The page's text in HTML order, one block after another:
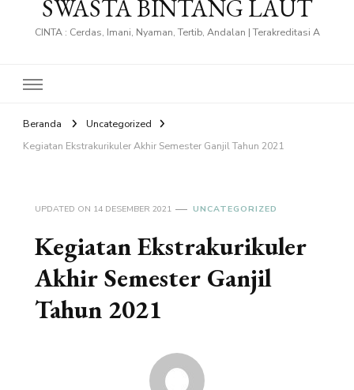
SWASTA BINTANG LAUT
CINTA : Cerdas, Imani, Nyaman, Tertib, Andalan | Terakreditasi A
Beranda
Uncategorized
Kegiatan Ekstrakurikuler Akhir Semester Ganjil Tahun 2021
UPDATED ON 14 DESEMBER 2021 UNCATEGORIZED
Kegiatan Ekstrakurikuler
Akhir Semester Ganjil
Tahun 2021